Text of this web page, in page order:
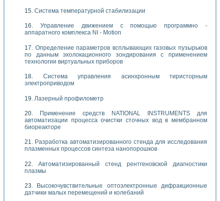
Система температурной стабилизации
Управление движением с помощью программно -
аппаратного комплекса NI - Motion
Определение параметров всплывающих газовых пузырьков
по данным эхолокационного зондирования с применением
технологии виртуальных приборов
Система управления асинхронным тиристорным
электроприводом
Лазерный профилометр
Применение средств NATIONAL INSTRUMENTS для
автоматизации процесса очистки сточных вод в мембранном
биореакторе
Разработка автоматизированного стенда для исследования
плазменных процессов синтеза нанопорошков
Автоматизированный стенд рентгеновской диагностики
плазмы
Высокочувствительные оптоэлектронные дифракционные
датчики малых перемещений и колебаний